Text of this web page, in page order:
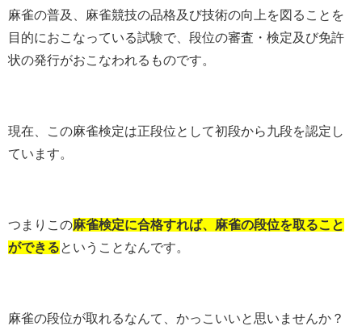
麻雀の普及、麻雀競技の品格及び技術の向上を図ることを
目的におこなっている試験で、段位の審査・検定及び免許
状の発行がおこなわれるものです。
現在、この麻雀検定は正段位として初段から九段を認定し
ています。
つまりこの麻雀検定に合格すれば、麻雀の段位を取ること
ができるということなんです。
麻雀の段位が取れるなんて、かっこいいと思いませんか？